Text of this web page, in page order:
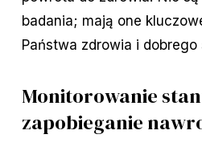
badania; mają one
Państwa zdrowia i dobrego
Monitorowanie
zapobieganie